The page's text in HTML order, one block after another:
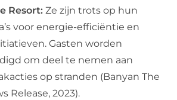
Resort: Ze zijn trots op hun
voor energie-efficiëntie en
Gasten worden
om deel te nemen aan
op stranden (Banyan The
Release, 2023).